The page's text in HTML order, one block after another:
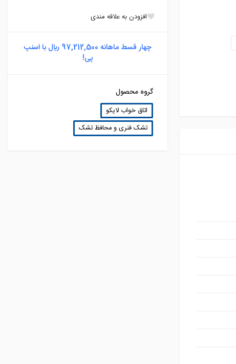
افزودن به علاقه مندی
چهار قسط ماهانه 97,212,500 ريال با اسنپ
پی!
گروه محصول
اتاق خواب لایکو
تشک فنری و محافظ تشک